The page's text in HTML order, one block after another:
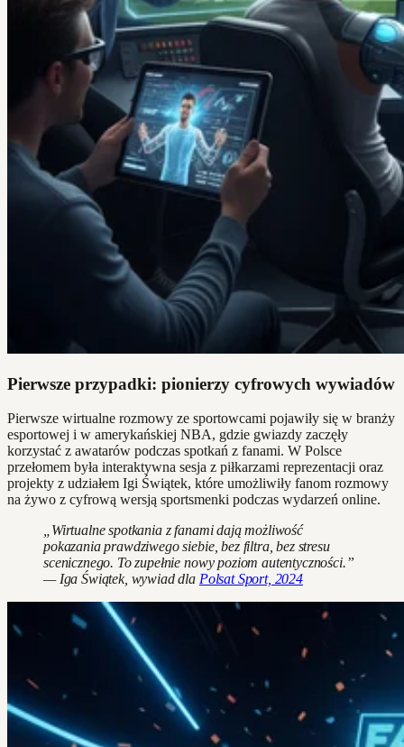
Pierwsze przypadki: pionierzy cyfrowych wywiadów
Pierwsze wirtualne rozmowy ze sportowcami pojawiły się w branży
esportowej i w amerykańskiej NBA, gdzie gwiazdy zaczęły
korzystać z awatarów podczas spotkań z fanami. W Polsce
przełomem była interaktywna sesja z piłkarzami reprezentacji oraz
projekty z udziałem Igi Świątek, które umożliwiły fanom rozmowy
na żywo z cyfrową wersją sportsmenki podczas wydarzeń online.
„Wirtualne spotkania z fanami dają możliwość
pokazania prawdziwego siebie, bez filtra, bez stresu
scenicznego. To zupełnie nowy poziom autentyczności.”
— Iga Świątek, wywiad dla Polsat Sport, 2024